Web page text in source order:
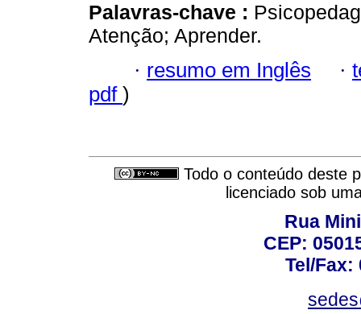
Palavras-chave :
Atenção; Aprender.
· resumo em Inglês ·
pdf )
Todo o conteúdo deste
licenciado sob
Rua
CEP:
Tel/Fax: